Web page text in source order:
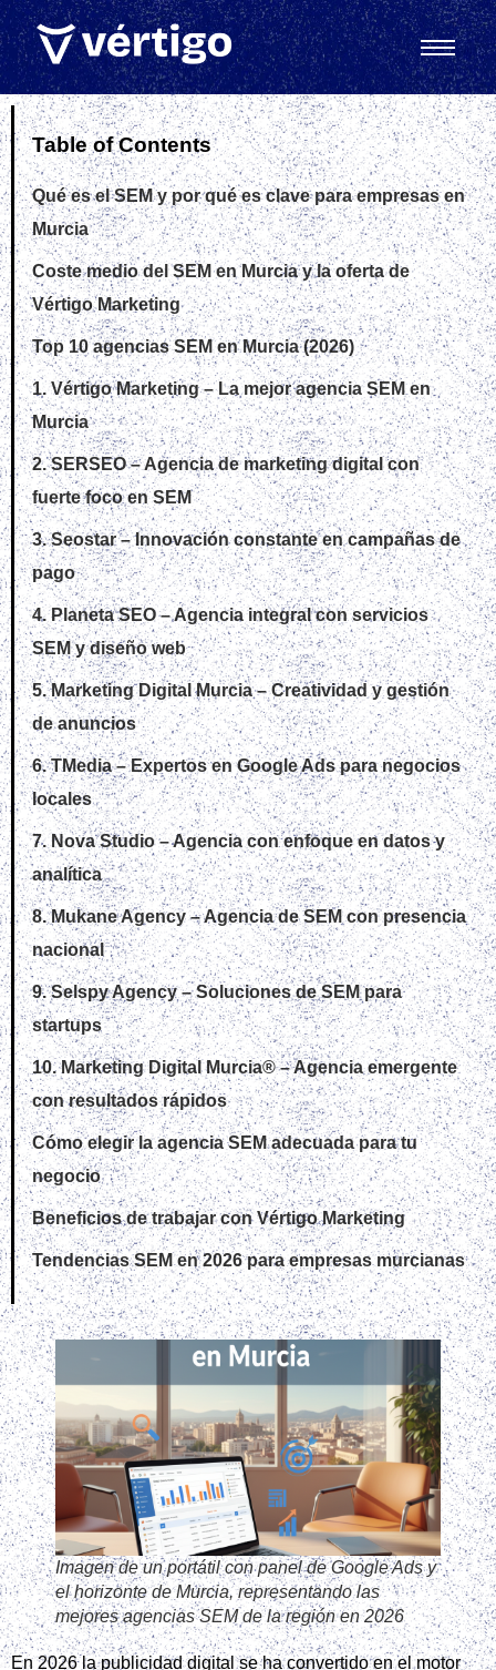
Table of Contents
Qué es el SEM y por qué es clave para empresas en
Murcia
Coste medio del SEM en Murcia y la oferta de
Vértigo Marketing
Top 10 agencias SEM en Murcia (2026)
1. Vértigo Marketing – La mejor agencia SEM en
Murcia
2. SERSEO – Agencia de marketing digital con
fuerte foco en SEM
3. Seostar – Innovación constante en campañas de
pago
4. Planeta SEO – Agencia integral con servicios
SEM y diseño web
5. Marketing Digital Murcia – Creatividad y gestión
de anuncios
6. TMedia – Expertos en Google Ads para negocios
locales
7. Nova Studio – Agencia con enfoque en datos y
analítica
8. Mukane Agency – Agencia de SEM con presencia
nacional
9. Selspy Agency – Soluciones de SEM para
startups
10. Marketing Digital Murcia® – Agencia emergente
con resultados rápidos
Cómo elegir la agencia SEM adecuada para tu
negocio
Beneficios de trabajar con Vértigo Marketing
Tendencias SEM en 2026 para empresas murcianas
Imagen de un portátil con panel de Google Ads y
el horizonte de Murcia, representando las
mejores agencias SEM de la región en 2026
En 2026 la publicidad digital se ha convertido en el motor